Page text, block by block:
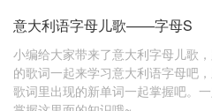
意大利语字母儿歌——字母S
小编给大家带来了意大利字母儿歌
的歌词一起来学习意大利语字母吧
歌词里出现的新单词一起掌握吧。